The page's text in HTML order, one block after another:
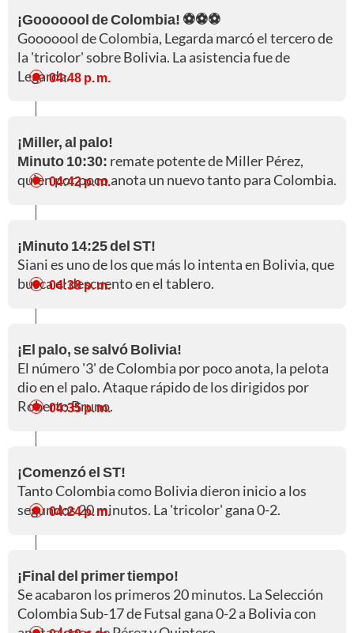
¡Gooooool de Colombia! ⚽⚽⚽
Gooooool de Colombia, Legarda marcó el tercero de
la 'tricolor' sobre Bolivia. La asistencia fue de
Legarda.04:48 p. m.
¡Miller, al palo!
Minuto 10:30: remate potente de Miller Pérez,
quien por poco anota un nuevo tanto para Colombia.
04:42 p. m.
¡Minuto 14:25 del ST!
Siani es uno de los que más lo intenta en Bolivia, que
busca el descuento en el tablero.
04:38 p. m.
¡El palo, se salvó Bolivia!
El número '3' de Colombia por poco anota, la pelota
dio en el palo. Ataque rápido de los dirigidos por
Roberto Bruno.
04:35 p. m.
¡Comenzó el ST!
Tanto Colombia como Bolivia dieron inicio a los
segundos 20 minutos. La 'tricolor' gana 0-2.
04:24 p. m.
¡Final del primer tiempo!
Se acabaron los primeros 20 minutos. La Selección
Colombia Sub-17 de Futsal gana 0-2 a Bolivia con